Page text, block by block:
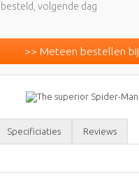
volgende dag
>> Meteen bestellen bij
Specificiaties Reviews